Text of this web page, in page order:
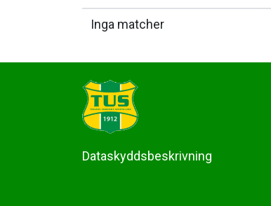
Inga matcher
Dataskyddsbeskrivning